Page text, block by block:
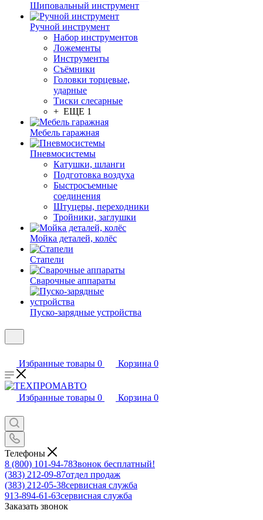
Шиповальный инструмент
Ручной инструмент
Набор инструментов
Ложементы
Инструменты
Съёмники
Головки торцевые,
ударные
Тиски слесарные
+ ЕЩЕ 1
Мебель гаражная
Пневмосистемы
Катушки, шланги
Подготовка воздуха
Быстросъемные
соединения
Штуцеры, переходники
Тройники, заглушки
Мойка деталей, колёс
Стапели
Сварочные аппараты
Пуско-зарядные устройства
Избранные товары 0 Корзина 0
Избранные товары 0 Корзина 0
Телефоны
8 (800) 101-94-78Звонок бесплатный!
(383) 212-09-87отдел продаж
(383) 212-05-38сервисная служба
913-894-61-63сервисная служба
Заказать звонок